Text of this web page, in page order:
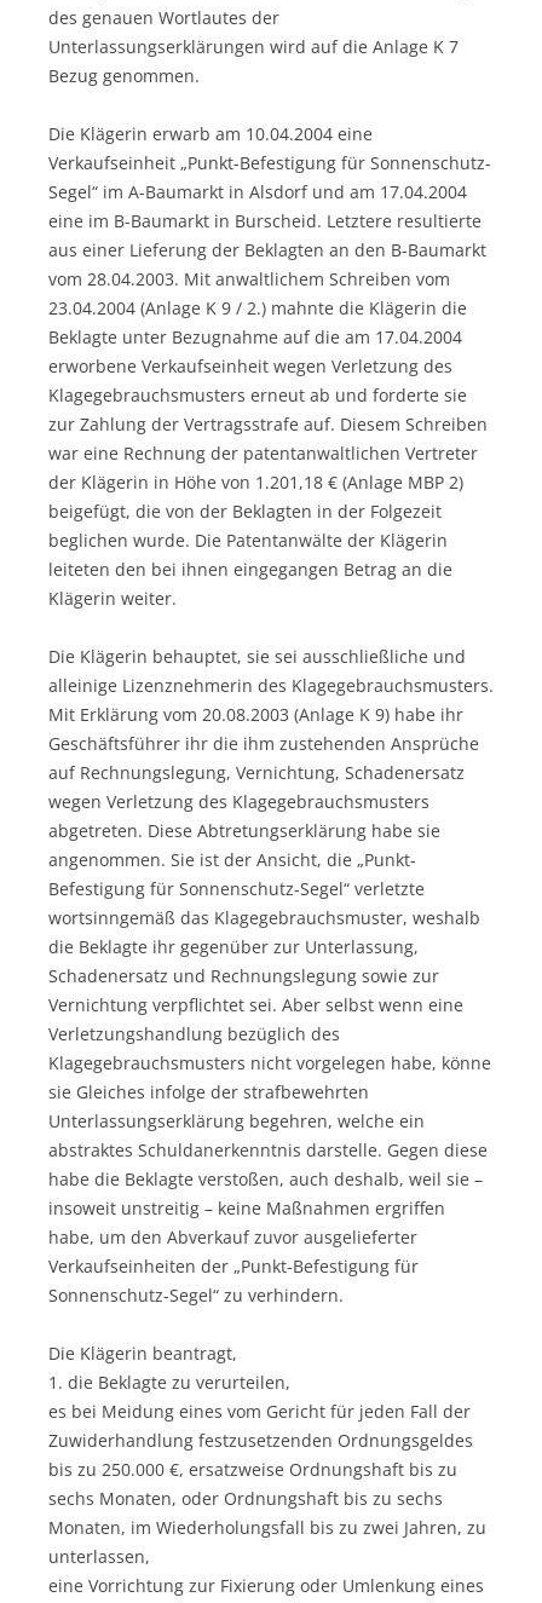
des genauen Wortlautes der
Unterlassungserklärungen wird auf die Anlage K 7
Bezug genommen.
Die Klägerin erwarb am 10.04.2004 eine
Verkaufseinheit „Punkt-Befestigung für Sonnenschutz-
Segel“ im A-Baumarkt in Alsdorf und am 17.04.2004
eine im B-Baumarkt in Burscheid. Letztere resultierte
aus einer Lieferung der Beklagten an den B-Baumarkt
vom 28.04.2003. Mit anwaltlichem Schreiben vom
23.04.2004 (Anlage K 9 / 2.) mahnte die Klägerin die
Beklagte unter Bezugnahme auf die am 17.04.2004
erworbene Verkaufseinheit wegen Verletzung des
Klagegebrauchsmusters erneut ab und forderte sie
zur Zahlung der Vertragsstrafe auf. Diesem Schreiben
war eine Rechnung der patentanwaltlichen Vertreter
der Klägerin in Höhe von 1.201,18 € (Anlage MBP 2)
beigefügt, die von der Beklagten in der Folgezeit
beglichen wurde. Die Patentanwälte der Klägerin
leiteten den bei ihnen eingegangen Betrag an die
Klägerin weiter.
Die Klägerin behauptet, sie sei ausschließliche und
alleinige Lizenznehmerin des Klagegebrauchsmusters.
Mit Erklärung vom 20.08.2003 (Anlage K 9) habe ihr
Geschäftsführer ihr die ihm zustehenden Ansprüche
auf Rechnungslegung, Vernichtung, Schadenersatz
wegen Verletzung des Klagegebrauchsmusters
abgetreten. Diese Abtretungserklärung habe sie
angenommen. Sie ist der Ansicht, die „Punkt-
Befestigung für Sonnenschutz-Segel“ verletzte
wortsinngemäß das Klagegebrauchsmuster, weshalb
die Beklagte ihr gegenüber zur Unterlassung,
Schadenersatz und Rechnungslegung sowie zur
Vernichtung verpflichtet sei. Aber selbst wenn eine
Verletzungshandlung bezüglich des
Klagegebrauchsmusters nicht vorgelegen habe, könne
sie Gleiches infolge der strafbewehrten
Unterlassungserklärung begehren, welche ein
abstraktes Schuldanerkenntnis darstelle. Gegen diese
habe die Beklagte verstoßen, auch deshalb, weil sie –
insoweit unstreitig – keine Maßnahmen ergriffen
habe, um den Abverkauf zuvor ausgelieferter
Verkaufseinheiten der „Punkt-Befestigung für
Sonnenschutz-Segel“ zu verhindern.
Die Klägerin beantragt,
1. die Beklagte zu verurteilen,
es bei Meidung eines vom Gericht für jeden Fall der
Zuwiderhandlung festzusetzenden Ordnungsgeldes
bis zu 250.000 €, ersatzweise Ordnungshaft bis zu
sechs Monaten, oder Ordnungshaft bis zu sechs
Monaten, im Wiederholungsfall bis zu zwei Jahren, zu
unterlassen,
eine Vorrichtung zur Fixierung oder Umlenkung eines